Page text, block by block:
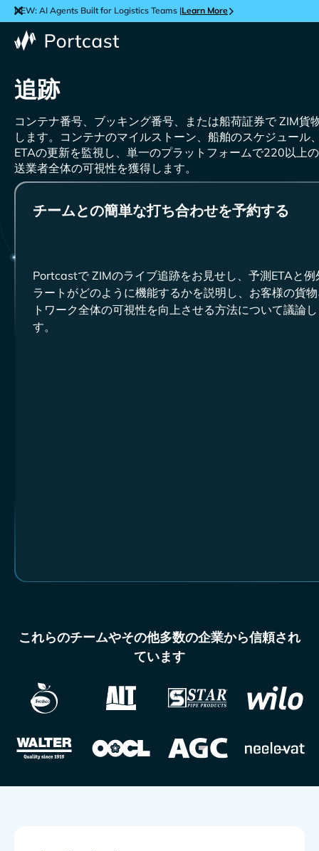
NEW: AI Agents Built for Logistics Teams |Learn More
追跡
コンテナ番号、ブッキング番号、または船荷証券で
貨
します。コンテナのマイルストーン、船舶のスケジュール
ETAの更新を監視し、単一のプラットフォームで220以上
送業者全体の可視性を獲得します。
チームとの簡単な打ち合わせを予約する
Portcastで
のライブ追跡をお見せし、予測ETAと例
ラートがどのように機能するかを説明し、お客様の貨
トワーク全体の可視性を向上させる方法について議論
す。
これらのチームやその他多数の企業から信頼され
ています